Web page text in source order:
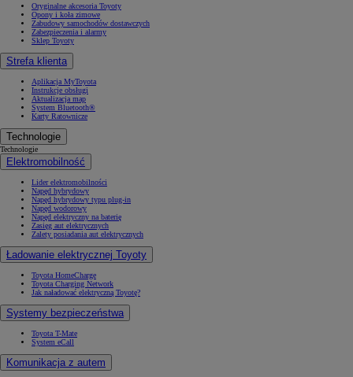
Oryginalne akcesoria Toyoty
Opony i koła zimowe
Zabudowy samochodów dostawczych
Zabezpieczenia i alarmy
Sklep Toyoty
Strefa klienta
Aplikacja MyToyota
Instrukcje obsługi
Aktualizacja map
System Bluetooth®
Karty Ratownicze
Technologie
Technologie
Elektromobilność
Lider elektromobilności
Napęd hybrydowy
Napęd hybrydowy typu plug-in
Napęd wodorowy
Napęd elektryczny na baterię
Zasięg aut elektrycznych
Zalety posiadania aut elektrycznych
Ładowanie elektrycznej Toyoty
Toyota HomeCharge
Toyota Charging Network
Jak naładować elektryczną Toyotę?
Systemy bezpieczeństwa
Toyota T-Mate
System eCall
Komunikacja z autem